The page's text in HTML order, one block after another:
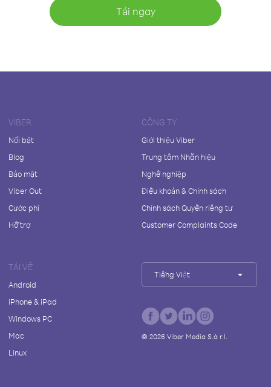
Tải ngay
VIBER
Nổi bật
Blog
Bảo mật
Viber Out
Cước phí
Hỗ trợ
CÔNG TY
Giới thiệu Viber
Trung tâm Nhãn hiệu
Nghề nghiệp
Điều khoản & Chính sách
Chính sách Quyền riêng tư
Customer Complaints Code
TẢI VỀ
Android
iPhone & iPad
Windows PC
Mac
Linux
Tiếng Việt
© 2026Viber Media S.à r.l.